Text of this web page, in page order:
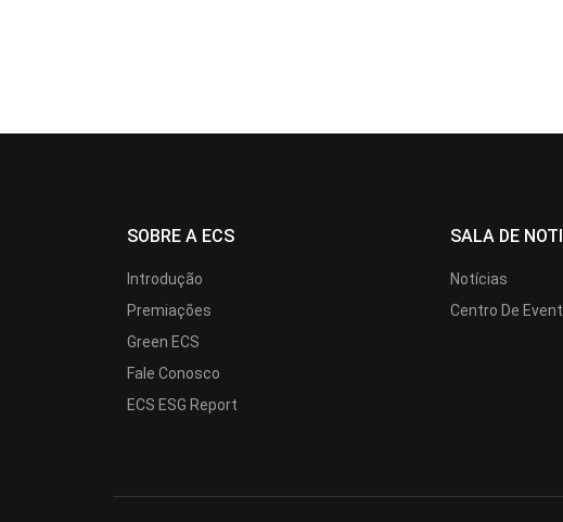
SOBRE A ECS
Introdução
Premiações
Green ECS
Fale Conosco
ECS ESG Report
SALA DE
Notícias
Centro De